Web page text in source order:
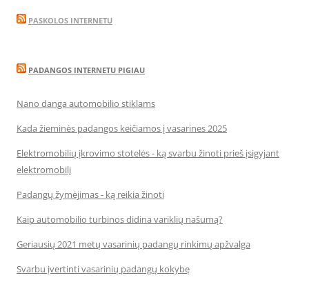
PASKOLOS INTERNETU
PADANGOS INTERNETU PIGIAU
Nano danga automobilio stiklams
Kada žieminės padangos keičiamos į vasarines 2025
Elektromobilių įkrovimo stotelės - ką svarbu žinoti prieš įsigyjant
elektromobilį
Padangų žymėjimas - ką reikia žinoti
Kaip automobilio turbinos didina variklių našumą?
Geriausių 2021 metų vasarinių padangų rinkimų apžvalga
Svarbu įvertinti vasarinių padangų kokybę